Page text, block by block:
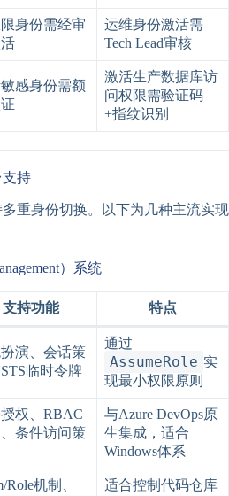
身份需经审
运维身份激活需
Tech Lead审核
感身份需额
激活生产数据库访
问权限需验证码
+指纹识别
持
重身份切换。以下为几种主流实现
）系统
支持功能 特点
演、会话策
临时令牌
通过
AssumeRole 实
现最小权限原则
权、RBAC
条件访问策
与Azure DevOps原
生集成，适合
Windows体系
Role机制、 适合控制代码仓库